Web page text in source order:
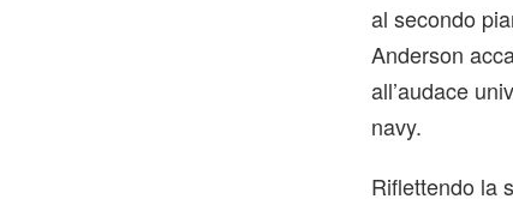
al secondo
Anderson
all’audace
navy.
Riflettendo la